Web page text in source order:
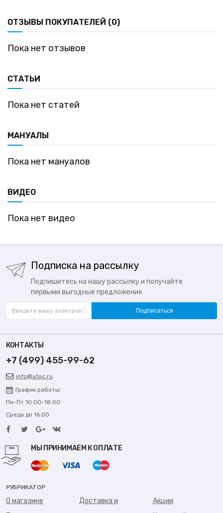
ОТЗЫВЫ ПОКУПАТЕЛЕЙ (0)
Пока нет отзывов
СТАТЬИ
Пока нет статей
МАНУАЛЫ
Пока нет мануалов
ВИДЕО
Пока нет видео
Подписка на рассылку
Подпишитесь на нашу рассылку и получайте
первыми выгодные предложения
Подписаться
КОНТАКТЫ
+7 (499) 455-99-62
info@atoc.ru
График работы:
Пн-Пт 10:00-18:00
Среда до 16:00
МЫ ПРИНИМАЕМ К ОПЛАТЕ
РУБРИКАТОР
О магазине
Доставка и
Акции